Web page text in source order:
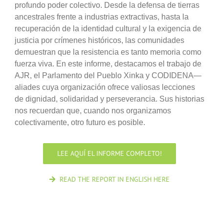
profundo poder colectivo. Desde la defensa de tierras
ancestrales frente a industrias extractivas, hasta la
recuperación de la identidad cultural y la exigencia de
justicia por crímenes históricos, las comunidades
demuestran que la resistencia es tanto memoria como
fuerza viva. En este informe, destacamos el trabajo de
AJR, el Parlamento del Pueblo Xinka y CODIDENA—
aliades cuya organización ofrece valiosas lecciones
de dignidad, solidaridad y perseverancia. Sus historias
nos recuerdan que, cuando nos organizamos
colectivamente, otro futuro es posible.
LEE AQUÍ EL INFORME COMPLETO!
READ THE REPORT IN ENGLISH HERE